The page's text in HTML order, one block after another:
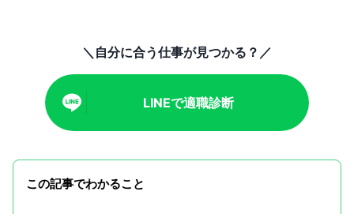
＼自分に合う仕事が見つかる？／
LINEで適職診断
この記事でわかること